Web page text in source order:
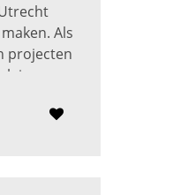
Als
projecten